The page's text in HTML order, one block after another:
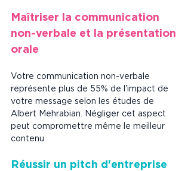
Maîtriser la communication
non-verbale et la présentation
orale
Votre communication non-verbale
représente plus de 55% de l'impact de
votre message selon les études de
Albert Mehrabian. Négliger cet aspect
peut compromettre même le meilleur
contenu.
Réussir un pitch d'entreprise